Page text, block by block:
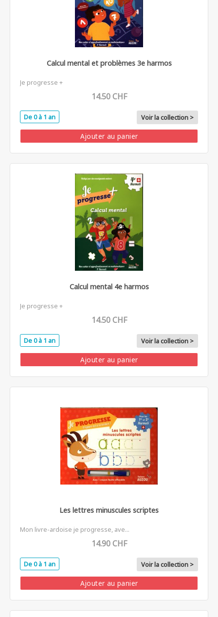
Calcul mental et problèmes 3e harmos
Je progresse +
14.50 CHF
De 0 à 1 an Voir la collection >
Ajouter au panier
Calcul mental 4e harmos
Je progresse +
14.50 CHF
De 0 à 1 an Voir la collection >
Ajouter au panier
Les lettres minuscules scriptes
Mon livre-ardoise je progresse, ave...
14.90 CHF
De 0 à 1 an Voir la collection >
Ajouter au panier